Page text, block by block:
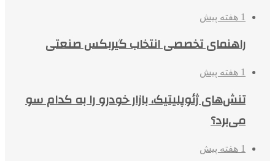
1 هفته پیش
راهنمای تخصصی انتخاب گیربکس صنعتی
1 هفته پیش
تنش‌های ژئوپلیتیک، بازار خودرو را به کدام سو
می‌برد؟
1 هفته پیش